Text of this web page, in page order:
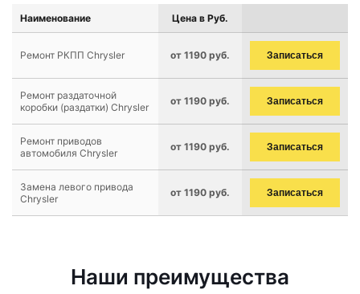
Наименование Цена в Руб.
Ремонт РКПП Chrysler от 1190 руб. Записаться
Ремонт раздаточной
коробки (раздатки) Chrysler
от 1190 руб. Записаться
Ремонт приводов
автомобиля Chrysler
от 1190 руб. Записаться
Замена левого привода
Chrysler
от 1190 руб. Записаться
Наши преимущества